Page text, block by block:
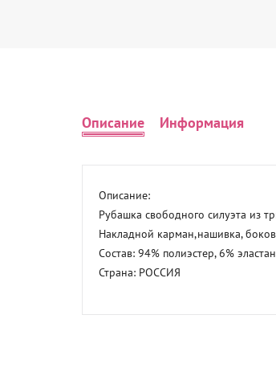
Описание Информация
Описание:
Рубашка свободного силуэта из
Накладной карман,нашивка,
Состав: 94% полиэстер, 6% эластан
Страна: РОССИЯ